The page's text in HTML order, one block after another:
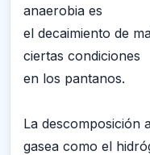
anaerobia es
el decaimiento de
ciertas condiciones
en los pantanos.
La descomposición
gasea como el